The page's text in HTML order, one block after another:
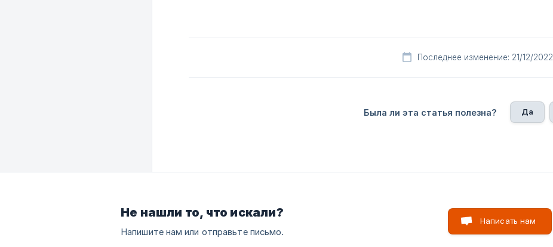
Последнее изменение: 21/12/2022
Была ли эта статья полезна? Да
Не нашли то, что искали?
Напишите нам или отправьте письмо.
Написать нам